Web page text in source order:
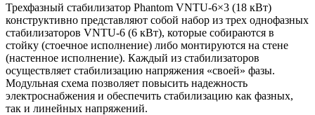
Трехфазный стабилизатор Phantom VNTU-6×3 (18 кВт)
конструктивно представляют собой набор из трех однофазных
стабилизаторов VNTU-6 (6 кВт), которые собираются в
стойку (стоечное исполнение) либо монтируются на стене
(настенное исполнение). Каждый из стабилизаторов
осуществляет стабилизацию напряжения «своей» фазы.
Модульная схема позволяет повысить надежность
электроснабжения и обеспечить стабилизацию как фазных,
так и линейных напряжений.